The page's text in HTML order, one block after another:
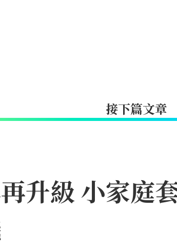
接下篇文章
升級 小家庭